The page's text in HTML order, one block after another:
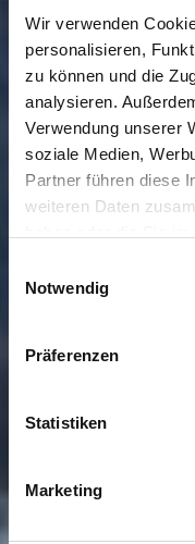
Wir verwenden
personalisieren,
zu können und die
analysieren.
Verwendung unserer
soziale Medien,
Partner führen diese
weiteren Daten
Cookies, wenn Sie
Notwendig
Präferenzen
Statistiken
Marketing